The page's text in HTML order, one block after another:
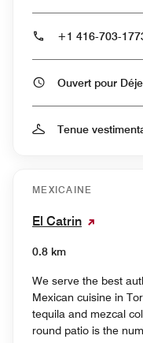
+1 416-703-
Tenue
MEXICAINE
El Catrin
0.8 km
We serve the best
Mexican cuisine in
tequila and mezcal
round patio is the number